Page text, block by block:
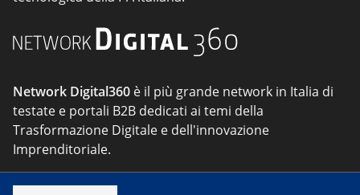
Network Digital360 è il più grande network in Italia di
testate e portali B2B dedicati ai temi della
Trasformazione Digitale e dell'innovazione
Imprenditoriale.